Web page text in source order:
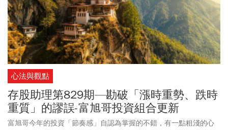
心法與觀點
存股助理第829期—勘破「漲時重勢、跌時
重質」的謬誤-富旭哥投資組合更新
富旭哥今年的投資「節奏感」自認為掌握的不錯，有一點粗淺的心